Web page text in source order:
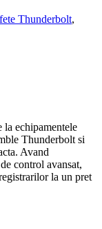
Thunderbolt,
la echipamentele
Thunderbolt si
Avand
control avansat,
la un pret